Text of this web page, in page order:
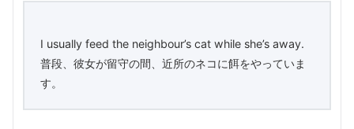
I usually feed the neighbour’s cat while she’s away.
普段、彼女が留守の間、近所のネコに餌をやっていま
す。